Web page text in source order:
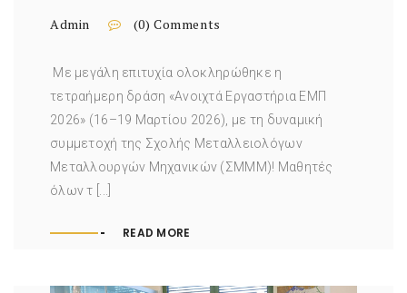
Admin (0) Comments
Με μεγάλη επιτυχία ολοκληρώθηκε η
τετραήμερη δράση «Ανοιχτά Εργαστήρια ΕΜΠ
2026» (16–19 Μαρτίου 2026), με τη δυναμική
συμμετοχή της Σχολής Μεταλλειολόγων
Μεταλλουργών Μηχανικών (ΣΜΜΜ)! Μαθητές
όλων τ [...]
READ MORE